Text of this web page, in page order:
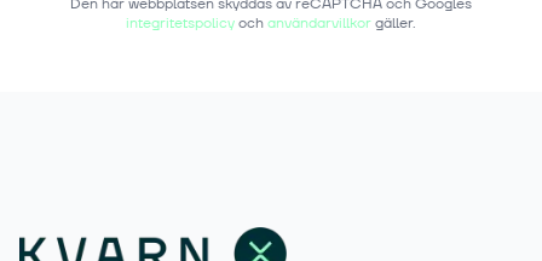
integritetspolicyochanvändarvillkorgäller.